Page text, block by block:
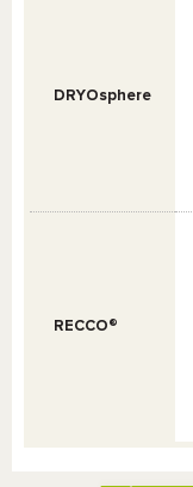
DRYOsphere
RECCO®